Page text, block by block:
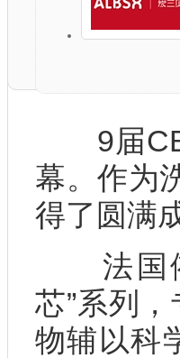
9届
幕。作为
得了圆满
法国依
芯”系列
物辅以科